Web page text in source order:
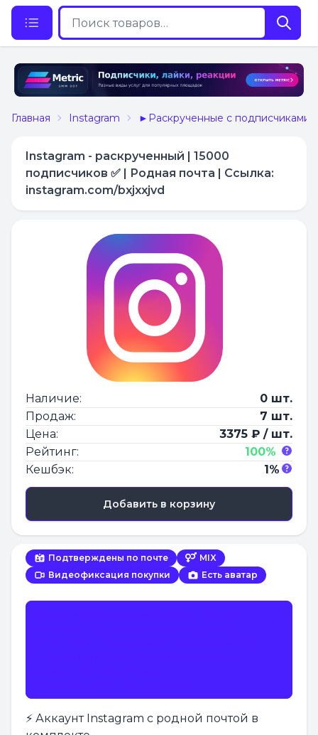
Главная Instagram ►Раскрученные с подписчиками
Instagram - раскрученный | 15000
подписчиков ✅ | Родная почта | Ссылка:
instagram.com/bxjxxjvd
Подтверждены по почте
MIX
Видеофиксация покупки
Есть аватар
⚡️ Аккаунт Instagram с родной почтой в
Наличие:
0 шт.
Продаж:
7 шт.
Цена:
3375 ₽ / шт.
Рейтинг:
100%
Кешбэк:
1%
Добавить в корзину